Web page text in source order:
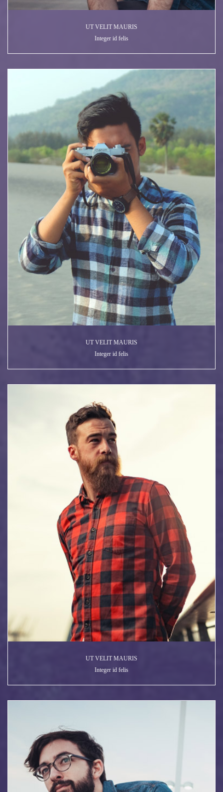
UT VELIT MAURIS
Integer id felis
UT VELIT MAURIS
Integer id felis
UT VELIT MAURIS
Integer id felis